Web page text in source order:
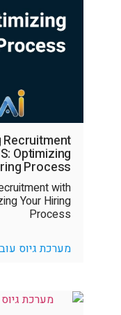
Optimizing
Process
with
Your Hiring
Process
מערכת גיוס